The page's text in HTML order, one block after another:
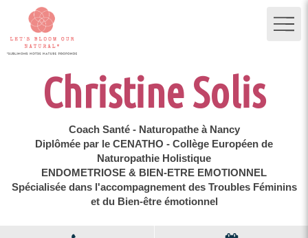
Christine Solis
Coach Santé - Naturopathe à Nancy
Diplômée par le CENATHO - Collège Européen de
Naturopathie Holistique
ENDOMETRIOSE & BIEN-ETRE EMOTIONNEL
Spécialisée dans l'accompagnement des Troubles Féminins
et du Bien-être émotionnel